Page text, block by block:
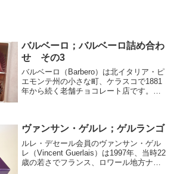
バルベーロ；バルベーロ詰め合わ
せ その3
バルベーロ（Barbero）は北イタリア・ピ
エモンテ州の小さな町、ケラスコで1881
年から続く老舗チョコレート店です。左
ッタ エ カル...
ヴァンサン・ゲルレ；ゲルランゴ
ルレ・デセール会員のヴァンサン・ゲル
レ（Vincent Guerlais）は1997年、当時22
歳の若さでフランス、ロワール地方ナン